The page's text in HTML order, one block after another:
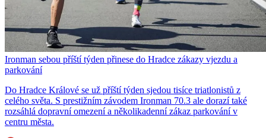
Ironman sebou příští týden přinese do Hradce zákazy vjezdu a
parkování
Do Hradce Králové se už příští týden sjedou tisíce triatlonistů z
celého světa. S prestižním závodem Ironman 70.3 ale dorazí také
rozsáhlá dopravní omezení a několikadenní zákaz parkování v
centru města.